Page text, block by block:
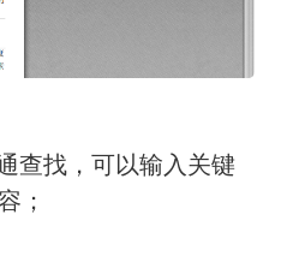
找，可以输入关键
；